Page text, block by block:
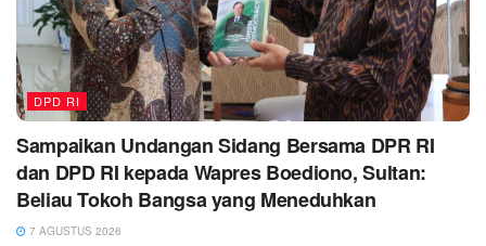
DPD RI
Sampaikan Undangan Sidang Bersama DPR RI
dan DPD RI kepada Wapres Boediono, Sultan:
Beliau Tokoh Bangsa yang Meneduhkan
7 AGUSTUS 2026